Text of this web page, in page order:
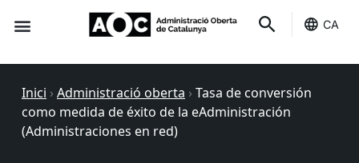
CA
Inici › Administració oberta › Tasa de conversión
como medida de éxito de la eAdministración
(Administraciones en red)